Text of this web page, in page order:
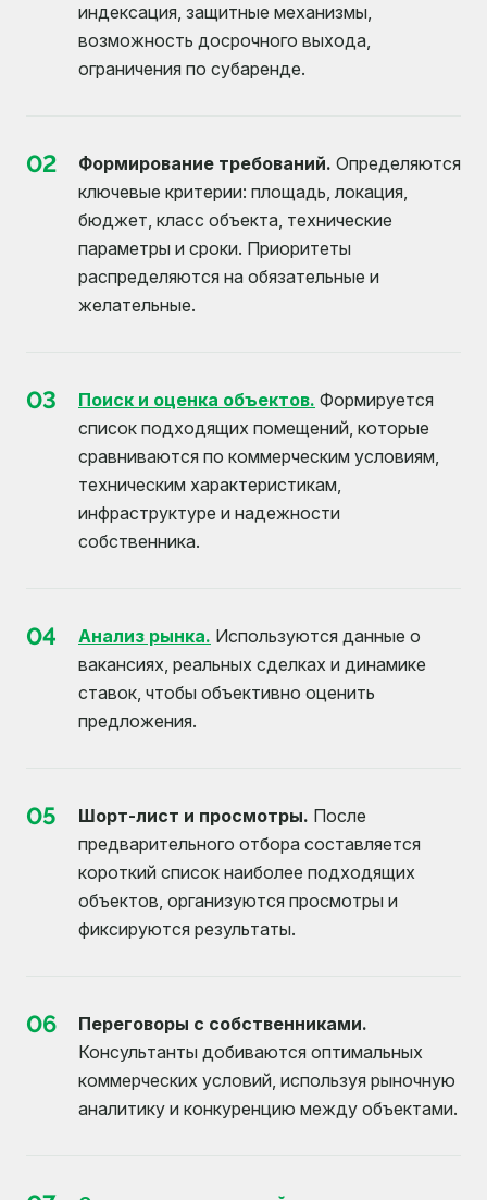
индексация, защитные механизмы,
возможность досрочного выхода,
ограничения по субаренде.
02 Формирование требований. Определяются
ключевые критерии: площадь, локация,
бюджет, класс объекта, технические
параметры и сроки. Приоритеты
распределяются на обязательные и
желательные.
03 Поиск и оценка объектов. Формируется
список подходящих помещений, которые
сравниваются по коммерческим условиям,
техническим характеристикам,
инфраструктуре и надежности
собственника.
04 Анализ рынка. Используются данные о
вакансиях, реальных сделках и динамике
ставок, чтобы объективно оценить
предложения.
05 Шорт-лист и просмотры. После
предварительного отбора составляется
короткий список наиболее подходящих
объектов, организуются просмотры и
фиксируются результаты.
06
Переговоры с собственниками.
Консультанты добиваются оптимальных
коммерческих условий, используя рыночную
аналитику и конкуренцию между объектами.